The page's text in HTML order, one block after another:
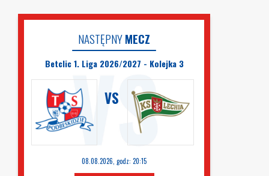
NASTĘPNYMECZ
Betclic 1. Liga 2026/2027 - Kolejka 3
VS
08.08.2026, godz: 20:15